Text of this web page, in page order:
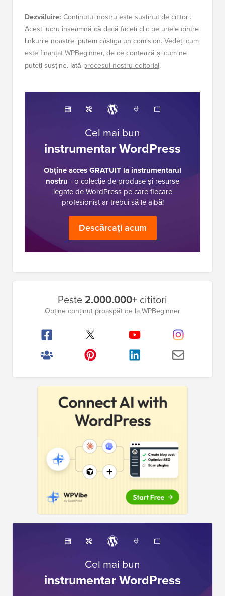
Dezvăluire: Conținutul nostru este susținut de cititori.
Acest lucru înseamnă că dacă faceți clic pe unele dintre
linkurile noastre, putem câștiga un comision. Vedeți cum
este finanțat WPBeginner, de ce contează și cum ne
puteți susține. Iată procesul nostru editorial.
Cel mai bun
instrumentar WordPress
Obține acces GRATUIT la instrumentarul
nostru - o colecție de produse și resurse
legate de WordPress pe care fiecare
profesionist ar trebui să le aibă!
Descărcați acum
laterală
principală
Peste2.000.000+ cititori
Obține conținut proaspăt de la WPBeginner
Cel mai bun
instrumentar WordPress